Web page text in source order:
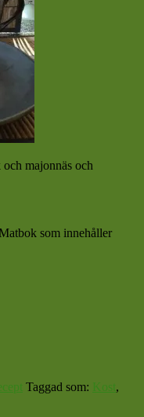
majonnäs och
som innehåller
Taggad som: Kost,